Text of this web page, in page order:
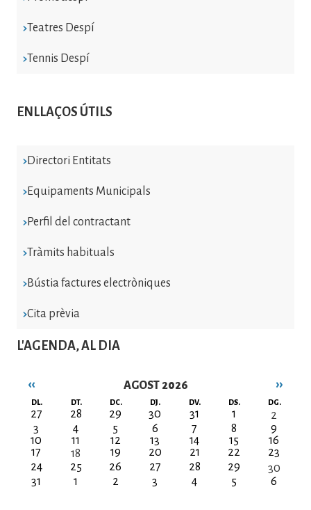
Teatres Despí
Tennis Despí
ENLLAÇOS ÚTILS
Directori Entitats
Equipaments Municipals
Perfil del contractant
Tràmits habituals
Bústia factures electròniques
Cita prèvia
L'AGENDA, AL DIA
AGOST 2026
Paginació
‹‹ ››
DL. DT. DC. DJ. DV. DS. DG.
27 28 29 30 31 1
2
3
4 5 6 7 8
9
10
11 12 13 14 15
16
17
18 19 20 21 22
23
24
25 26 27 28 29
30
31
1 2 3 4 5 6